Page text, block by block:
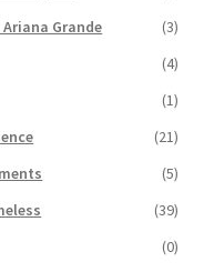
Grande
(3)
(4)
(1)
(21)
(5)
(39)
(0)